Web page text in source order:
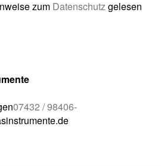
zum Datenschutzgelesen
07432 / 98406-